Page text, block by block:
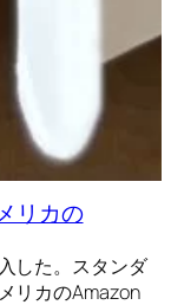
リカの
した。スタンダ
リカのAmazon